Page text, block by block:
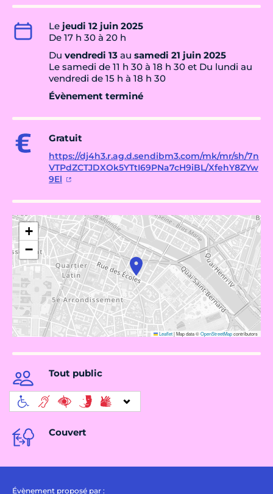
Le jeudi 12 juin 2025
De 17 h 30 à 20 h
Du vendredi 13 au samedi 21 juin 2025
Le samedi de 11 h 30 à 18 h 30 et Du lundi au
vendredi de 15 h à 18 h 30
Évènement terminé
Gratuit
https://dj4h3.r.ag.d.sendibm3.com/mk/mr/sh/7n
VTPdZCTJDXOk5YTtI69PNa7cH9iBL/XfehY8ZYw
9El
+
−
Leaflet|Map data ©OpenStreetMapcontributors
Tout public
Couvert
Évènement proposé par :